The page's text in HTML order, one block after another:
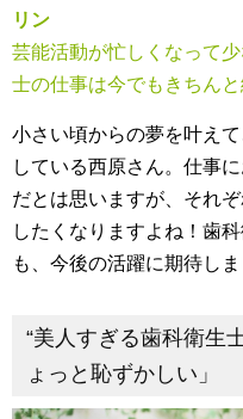
リン
芸能活動が忙しくなって
士の仕事は今でもきちん
小さい頃からの夢を叶え
している西原さん。仕事
だとは思いますが、それ
したくなりますよね！歯
も、今後の活躍に期待しま
“美人すぎる歯科衛生
ょっと恥ずかしい」